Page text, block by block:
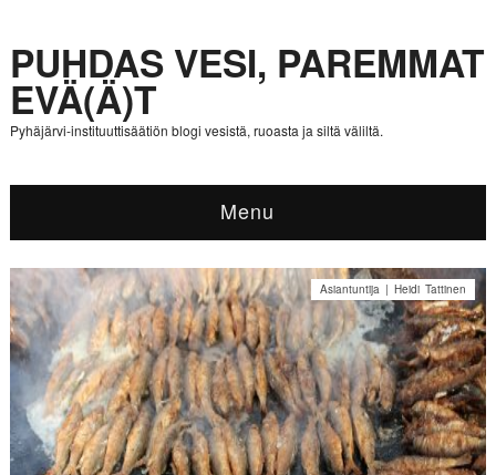
PUHDAS VESI, PAREMMAT
EVÄ(Ä)T
Pyhäjärvi-instituuttisäätiön blogi vesistä, ruoasta ja siltä väliltä.
Menu
Asiantuntija | Heidi Tattinen